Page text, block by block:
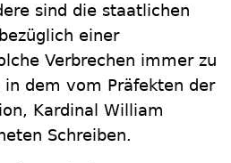
sind die staatlichen
einer
Verbrechen immer zu
in dem vom Präfekten der
Kardinal William
Schreiben.